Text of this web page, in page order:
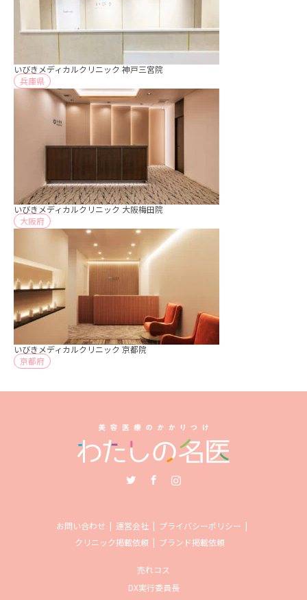
いびきメディカルクリニック 神戸三宮院
兵庫県
いびきメディカルクリニック 大阪梅田院
大阪府
いびきメディカルクリニック 京都院
京都府
お問い合わせ 運営会社
プライバシーポリシー
クリニック掲載依頼
ブランド掲載依頼
売れコス
DX実行委員長